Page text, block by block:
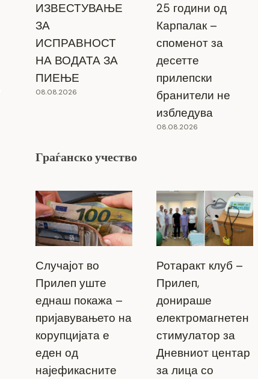
ИЗВЕСТУВАЊЕ
ЗА
ИСПРАВНОСТ
НА ВОДАТА ЗА
ПИЕЊЕ
08.08.2026
25 години од
Карпалак –
споменот за
десетте
прилепски
бранители не
избледува
08.08.2026
Граѓанско учество
Случајот во
Прилеп уште
еднаш покажа –
пријавувањето на
корупцијата е
еден од
најефикасните
Ротаракт клуб –
Прилеп,
донираше
електромагнетен
стимулатор за
Дневниот центар
за лица со